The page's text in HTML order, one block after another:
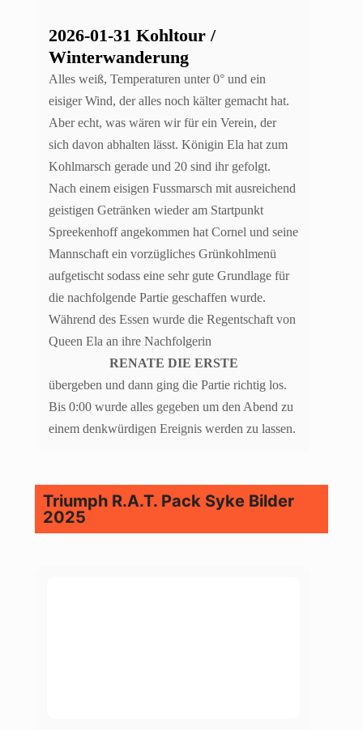
2026-01-31 Kohltour /
Winterwanderung
Alles weiß, Temperaturen unter 0° und ein
eisiger Wind, der alles noch kälter gemacht hat.
Aber echt, was wären wir für ein Verein, der
sich davon abhalten lässt. Königin Ela hat zum
Kohlmarsch gerade und 20 sind ihr gefolgt.
Nach einem eisigen Fussmarsch mit ausreichend
geistigen Getränken wieder am Startpunkt
Spreekenhoff angekommen hat Cornel und seine
Mannschaft ein vorzügliches Grünkohlmenü
aufgetischt sodass eine sehr gute Grundlage für
die nachfolgende Partie geschaffen wurde.
Während des Essen wurde die Regentschaft von
Queen Ela an ihre Nachfolgerin
RENATE DIE ERSTE
übergeben und dann ging die Partie richtig los.
Bis 0:00 wurde alles gegeben um den Abend zu
einem denkwürdigen Ereignis werden zu lassen.
Triumph R.A.T. Pack Syke Bilder
2025